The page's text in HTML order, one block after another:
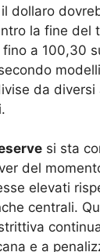
dollaro
la fine del
a 100,30
da diversi
si sta
del
elevati
centrali.
e a